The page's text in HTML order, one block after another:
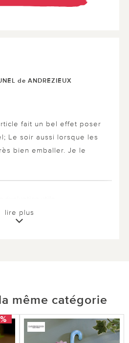
de ANDREZIEUX
fait un bel effet poser
Le soir aussi lorsque les
bien emballer. Je le
lire plus
même catégorie